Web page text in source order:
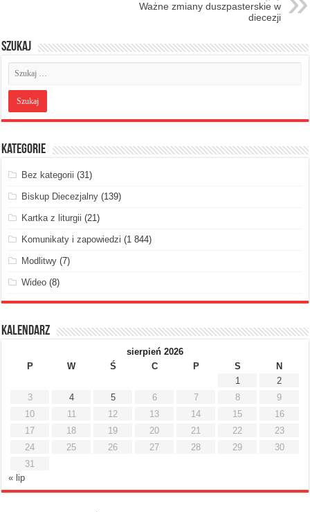
Ważne zmiany duszpasterskie w
diecezji
Szukaj
Kategorie
Bez kategorii (31)
Biskup Diecezjalny (139)
Kartka z liturgii (21)
Komunikaty i zapowiedzi (1 844)
Modlitwy (7)
Wideo (8)
Kalendarz
sierpień 2026
P
W Ś C P S
N
1
2
3
4 5 6 7 8
9
10
11 12 13 14 15
16
17
18 19 20 21 22
23
24
25 26 27 28 29
30
31
« lip